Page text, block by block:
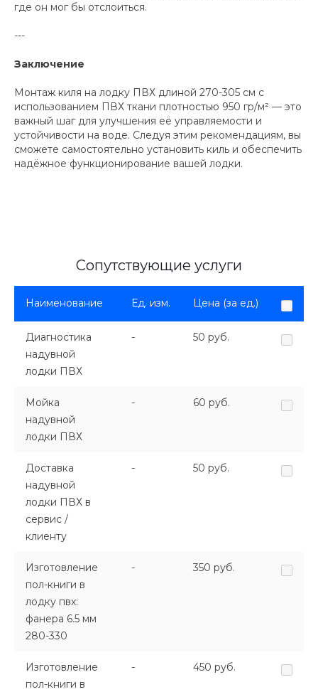
где он мог бы отслоиться.
---
Заключение
Монтаж киля на лодку ПВХ длиной 270-305 см с
использованием ПВХ ткани плотностью 950 гр/м² — это
важный шаг для улучшения её управляемости и
устойчивости на воде. Следуя этим рекомендациям, вы
сможете самостоятельно установить киль и обеспечить
надёжное функционирование вашей лодки.
Сопутствующие услуги
Наименование Ед. изм. Цена (за ед.)
Диагностика
надувной
лодки ПВХ
- 50 руб.
Мойка
надувной
лодки ПВХ
- 60 руб.
Доставка
надувной
лодки ПВХ в
сервис /
клиенту
- 50 руб.
Изготовление
пол-книги в
лодку пвх:
фанера 6.5 мм
280-330
- 350 руб.
Изготовление
пол-книги в
- 450 руб.